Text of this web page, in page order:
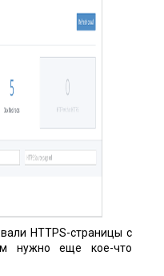
HTTPS-страницы с
нужно еще кое-что